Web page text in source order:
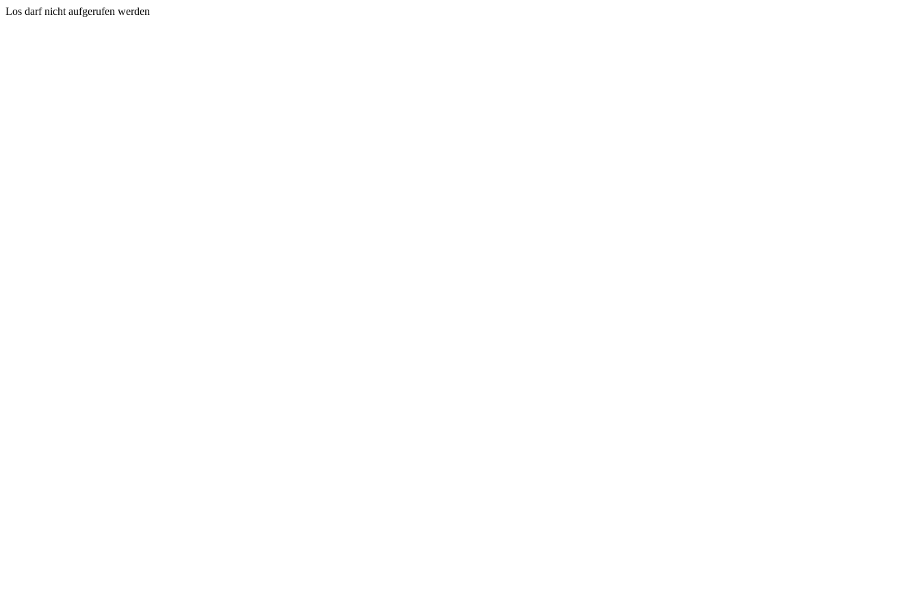
Los darf nicht aufgerufen werden